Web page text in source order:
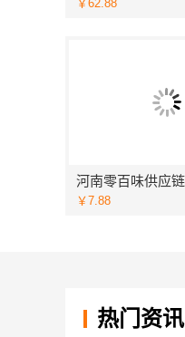
￥62.88
￥7.88
热门资讯